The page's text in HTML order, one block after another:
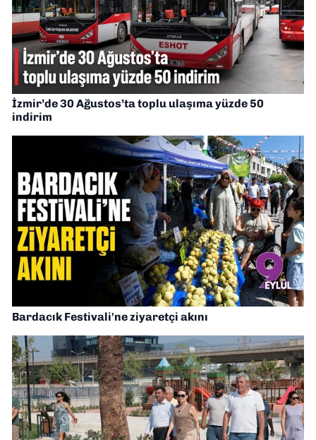
İzmir’de 30 Ağustos’ta toplu ulaşıma yüzde 50
indirim
Bardacık Festivali'ne ziyaretçi akını